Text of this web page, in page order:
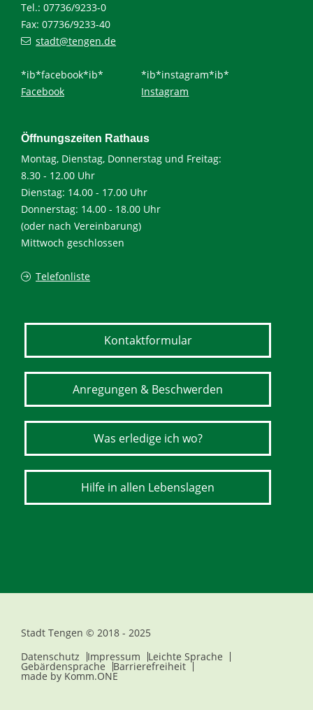
Tel.: 07736/9233-0
Fax: 07736/9233-40
stadt@tengen.de
*ib*facebook*ib*
Facebook
*ib*instagram*ib*
Instagram
Öffnungszeiten Rathaus
Montag, Dienstag, Donnerstag und Freitag:
8.30 - 12.00 Uhr
Dienstag: 14.00 - 17.00 Uhr
Donnerstag: 14.00 - 18.00 Uhr
(oder nach Vereinbarung)
Mittwoch geschlossen
Telefonliste
Kontaktformular
Anregungen & Beschwerden
Was erledige ich wo?
Hilfe in allen Lebenslagen
Stadt Tengen © 2018 - 2025
Datenschutz
Impressum Leichte Sprache
Gebärdensprache Barrierefreiheit
made by Komm.ONE